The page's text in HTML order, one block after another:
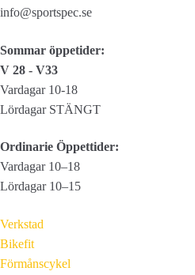
info@sportspec.se
Sommar öppetider:
V 28 - V33
Vardagar 10-18
Lördagar STÄNGT
Ordinarie Öppettider:
Vardagar 10–18
Lördagar 10–15
Verkstad
Bikefit
Förmånscykel